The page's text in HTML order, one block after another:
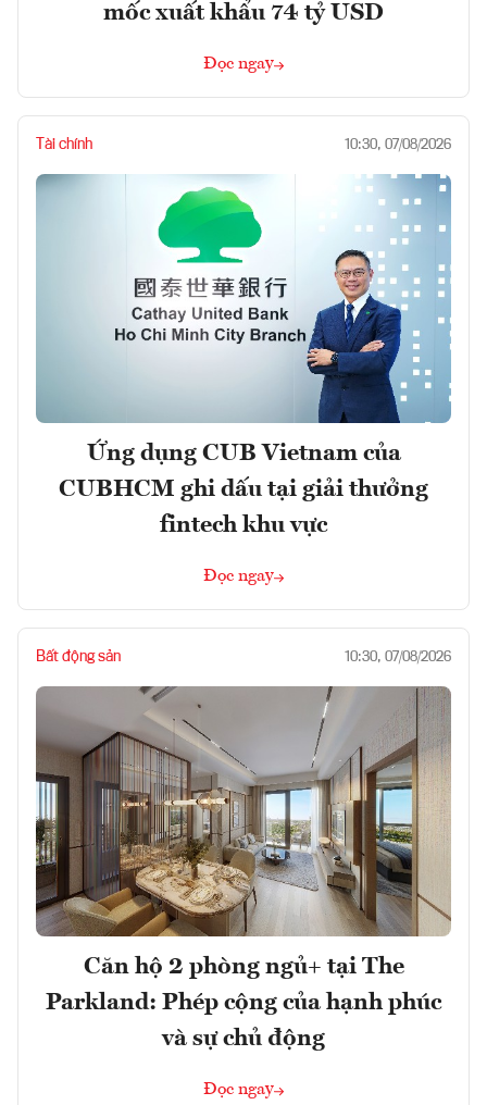
mốc xuất khẩu 74 tỷ USD
Đọc ngay
Tài chính 10:30, 07/08/2026
Ứng dụng CUB Vietnam của
CUBHCM ghi dấu tại giải thưởng
fintech khu vực
Đọc ngay
Bất động sản 10:30, 07/08/2026
Căn hộ 2 phòng ngủ+ tại The
Parkland: Phép cộng của hạnh phúc
và sự chủ động
Đọc ngay